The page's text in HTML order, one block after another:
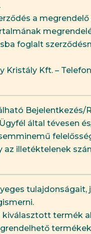
a
foglalt
Kristály Kft. –
által tévesen
az illetéktelenek
kiválasztott termék